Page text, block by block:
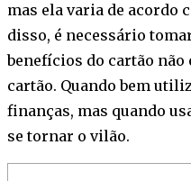
mas ela varia de acordo
disso, é necessário
benefícios do cartão
cartão. Quando bem
finanças, mas quando
se tornar o vilão.